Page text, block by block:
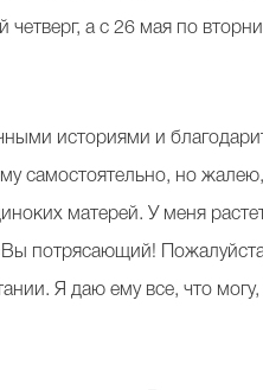
а с 26 мая по
историями и
самостоятельно, но
матерей. У меня
потрясающий!
Я даю ему все, что